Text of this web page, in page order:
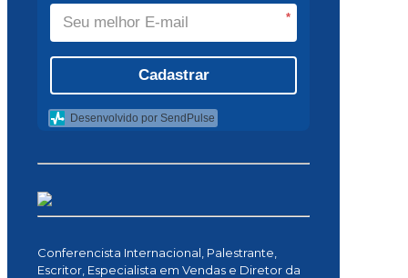
*
Cadastrar
Desenvolvido por SendPulse
Conferencista Internacional, Palestrante,
Escritor, Especialista em Vendas e Diretor da